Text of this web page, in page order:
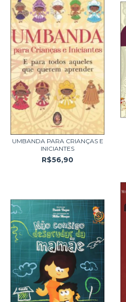
UMBANDA PARA CRIANÇAS E
INICIANTES
R$56,90